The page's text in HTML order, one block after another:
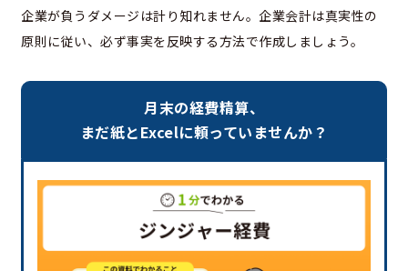
企業が負うダメージは計り知れません。企業会計は真実性の
原則に従い、必ず事実を反映する方法で作成しましょう。
月末の経費精算、
まだ紙とExcelに頼っていませんか？